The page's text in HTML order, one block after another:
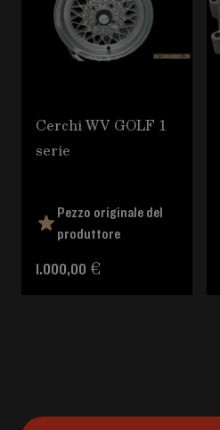
Cerchi WV GOLF 1
serie
Pezzo originale del
produttore
1.000,00 €